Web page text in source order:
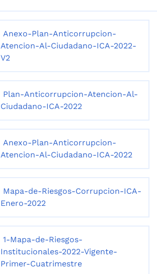
Anexo-Plan-Anticorrupcion-
Atencion-Al-Ciudadano-ICA-2022-
V2
Plan-Anticorrupcion-Atencion-Al-
Ciudadano-ICA-2022
Anexo-Plan-Anticorrupcion-
Atencion-Al-Ciudadano-ICA-2022
Mapa-de-Riesgos-Corrupcion-ICA-
Enero-2022
1-Mapa-de-Riesgos-
Institucionales-2022-Vigente-
Primer-Cuatrimestre